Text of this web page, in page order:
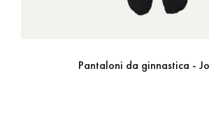
Pantaloni da ginnastica -